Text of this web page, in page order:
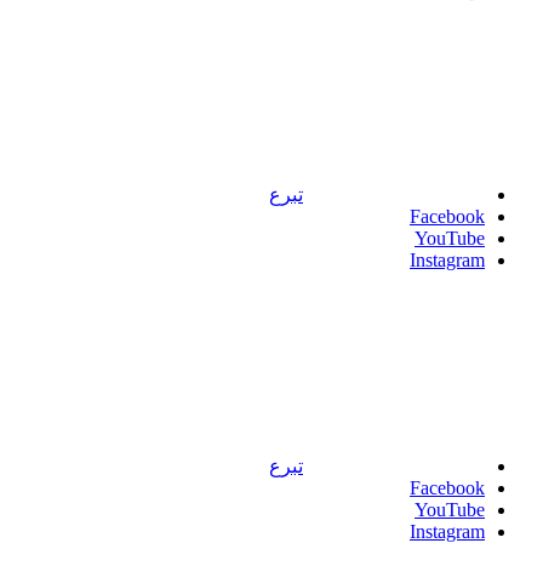
تبرع
Facebook
YouTube
Instagram
تبرع
Facebook
YouTube
Instagram